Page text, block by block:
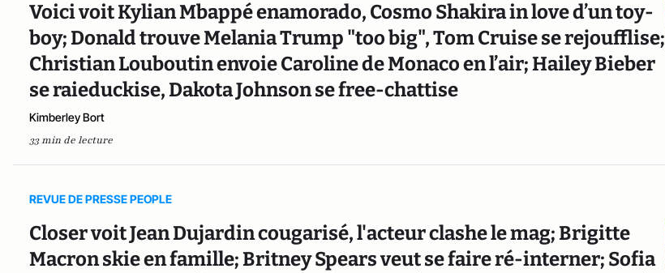
Voici voit Kylian Mbappé enamorado, Cosmo Shakira in love d’un toy-
boy; Donald trouve Melania Trump "too big", Tom Cruise se rejoufflise;
Christian Louboutin envoie Caroline de Monaco en l’air; Hailey Bieber
se raieduckise, Dakota Johnson se free-chattise
Kimberley Bort
33 min de lecture
REVUE DE PRESSE PEOPLE
Closer voit Jean Dujardin cougarisé, l'acteur clashe le mag; Brigitte
Macron skie en famille; Britney Spears veut se faire ré-interner; Sofia